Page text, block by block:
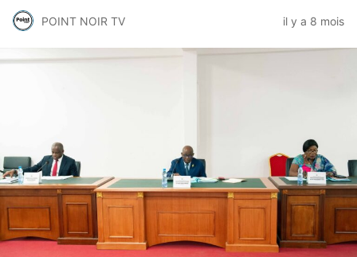
POINT NOIR TV il y a 8 mois